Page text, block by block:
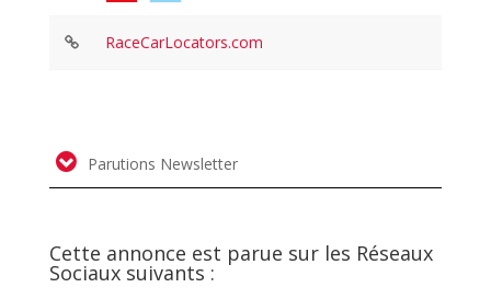
RaceCarLocators.com
Parutions Newsletter
Cette annonce est parue sur les Réseaux
Sociaux suivants :